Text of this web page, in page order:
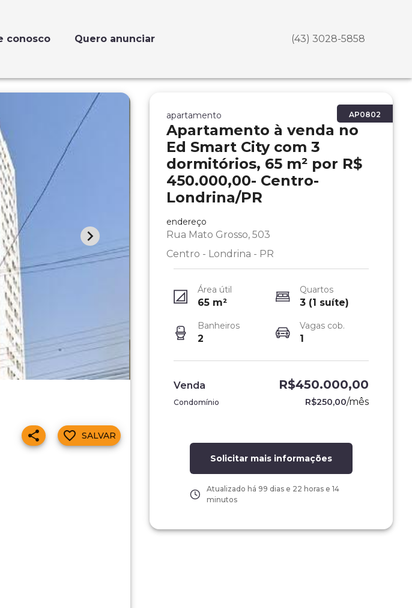
conosco Quero anunciar (43) 3028-5858
SALVAR
AP0802
apartamento
Apartamento à venda no
Ed Smart City com 3
dormitórios, 65 m² por R$
450.000,00- Centro-
Londrina/PR
endereço
Rua Mato Grosso, 503
Centro - Londrina - PR
Área útil
65m²
Quartos
3 (1 suíte)
Banheiros
2
Vagas cob.
1
Venda R$450.000,00
Condomínio R$250,00/mês
Solicitar mais informações
Atualizado há 99 dias e 22 horas e 14
minutos